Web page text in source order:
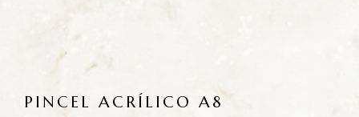
PINCEL ACRÍLICO A8